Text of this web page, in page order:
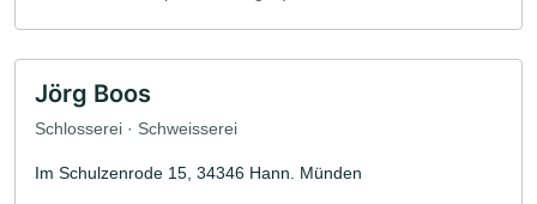
Jörg Boos
Schlosserei · Schweisserei
Im Schulzenrode 15, 34346 Hann. Münden